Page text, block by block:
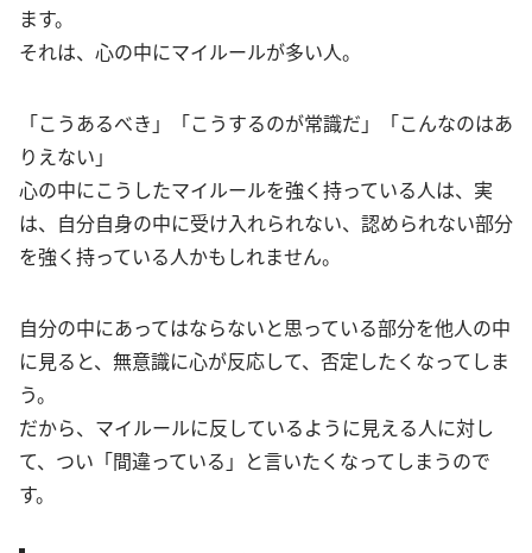
ます。
それは、心の中にマイルールが多い人。
「こうあるべき」「こうするのが常識だ」「こんなのはあ
りえない」
心の中にこうしたマイルールを強く持っている人は、実
は、自分自身の中に受け入れられない、認められない部分
を強く持っている人かもしれません。
自分の中にあってはならないと思っている部分を他人の中
に見ると、無意識に心が反応して、否定したくなってしま
う。
だから、マイルールに反しているように見える人に対し
て、つい「間違っている」と言いたくなってしまうので
す。